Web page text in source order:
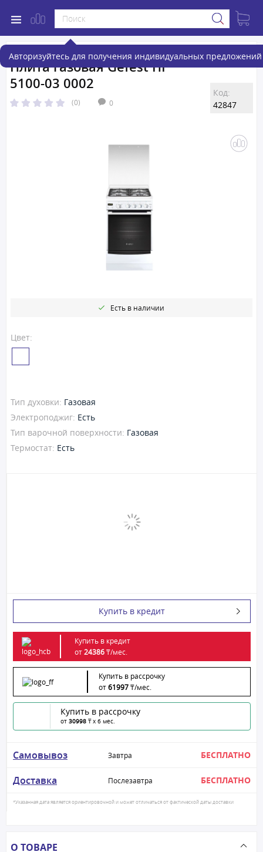
Авторизуйтесь для получения индивидуальных предложений
Плита газовая Gefest ПГ
5100-03 0002
(0) 0
Код:
42847
Цвет:
Есть в наличии
Тип духовки: Газовая
Электроподжиг: Есть
Тип варочной поверхности: Газовая
Термостат: Есть
Купить в кредит
Купить в кредит
от24386₸/мес.
Купить в рассрочку
от61997₸/мес.
Купить в рассрочку
от 30998 ₸ x 6 мес.
Самовывоз Завтра БЕСПЛАТНО
Доставка Послезавтра БЕСПЛАТНО
*Указанная дата является ориентировочной и может отличаться от фактической даты доставки
О ТОВАРЕ